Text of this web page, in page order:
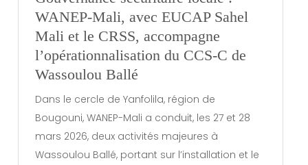
WANEP-Mali, avec EUCAP Sahel
Mali et le CRSS, accompagne
l’opérationnalisation du CCS-C de
Wassoulou Ballé
Dans le cercle de Yanfolila, région de
Bougouni, WANEP-Mali a conduit, les 27 et 28
mars 2026, deux activités majeures à
Wassoulou Ballé, portant sur l’installation et le